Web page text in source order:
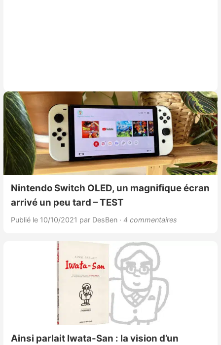
Nintendo Switch OLED, un magnifique écran
arrivé un peu tard – TEST
Publié le 10/10/2021 par DesBen · 4 commentaires
Ainsi parlait Iwata-San : la vision d’un